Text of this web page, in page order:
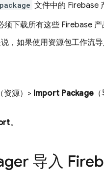
文件中的 Firebase
下载所有这些 Firebase 产
，如果使用资源包工作流
资源）> Import Package
。
导入